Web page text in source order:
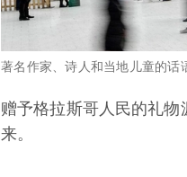
著名作家、诗人和当地儿童的
赠予格拉斯哥人民的礼
来。